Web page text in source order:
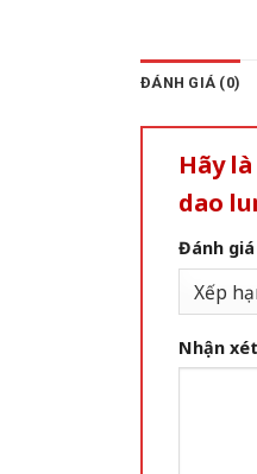
ĐÁNH GIÁ (0)
Hãy
dao
Đánh
Nhận